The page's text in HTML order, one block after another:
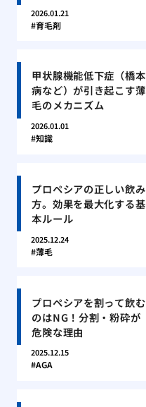
2026.01.21
育毛剤
甲状腺機能低下症（橋本
病など）が引き起こす薄
毛のメカニズム
2026.01.01
知識
プロペシアの正しい飲み
方。効果を最大化する基
本ルール
2025.12.24
薄毛
プロペシアを割って飲む
のはNG！分割・粉砕が
危険な理由
2025.12.15
AGA